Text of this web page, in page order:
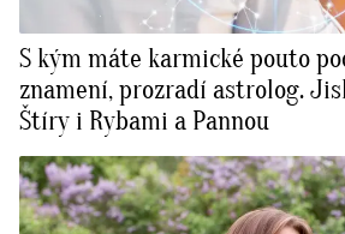
S kým máte karmické pouto
znamení, prozradí astrolog.
Štíry i Rybami a Pannou